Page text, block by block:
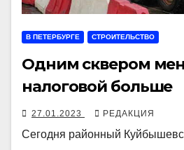
В ПЕТЕРБУРГЕ СТРОИТЕЛЬСТВО
Одним сквером
налоговой больше
27.01.2023 РЕДАКЦИЯ
Сегодня районный